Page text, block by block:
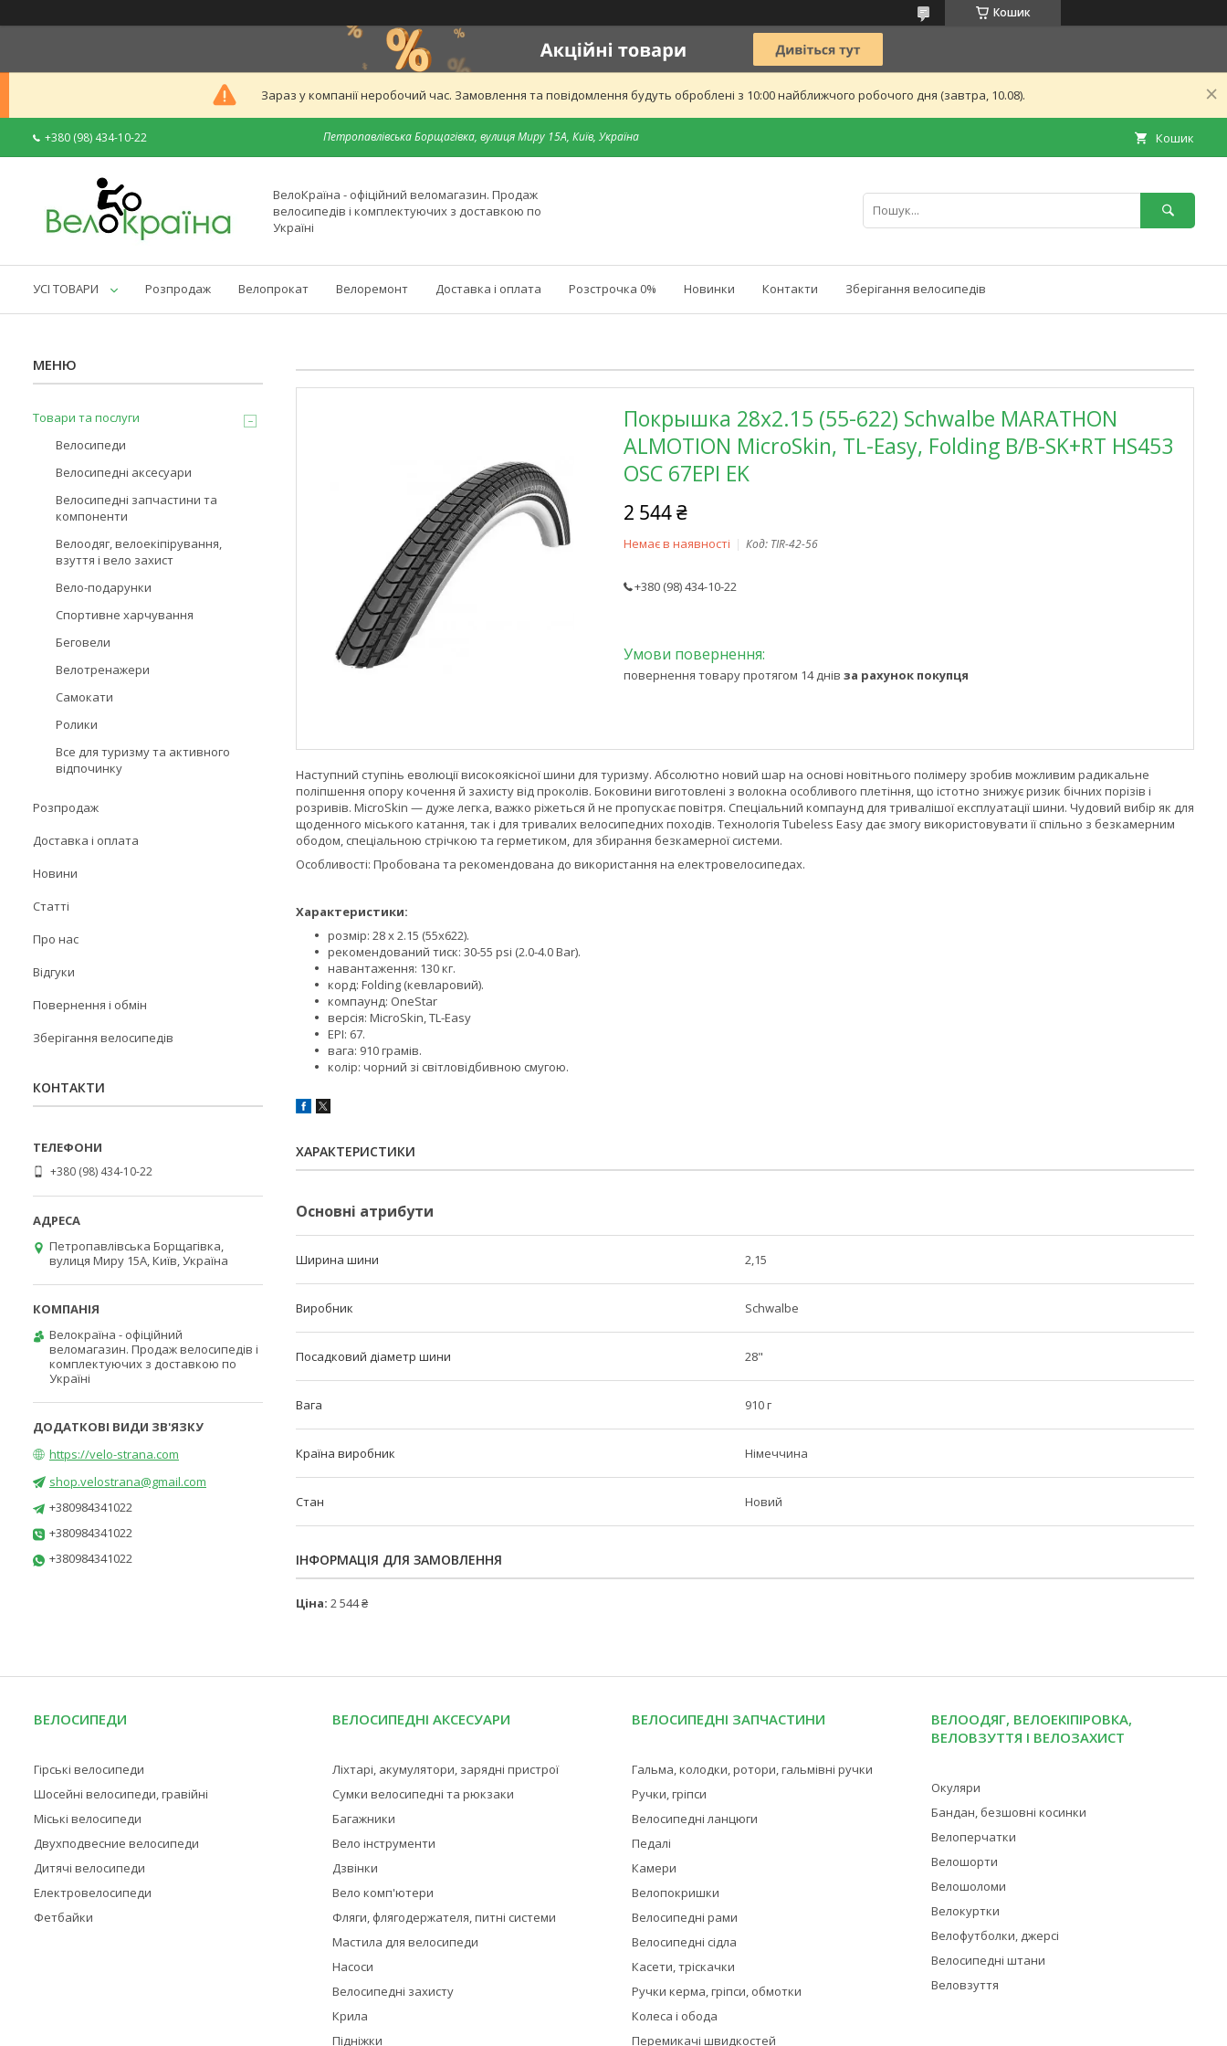
Кошик
Зараз у компанії неробочий час. Замовлення та повідомлення будуть оброблені з 10:00 найближчого робочого дня (завтра, 10.08).
+380 (98) 434-10-22 Петропавлівська Борщагівка, вулиця Миру 15А, Київ, Україна Кошик
ВелоКраїна - офіційний веломагазин. Продаж
велосипедів і комплектуючих з доставкою по
Україні
УСІ ТОВАРИ Розпродаж Велопрокат Велоремонт Доставка і оплата Розстрочка 0% Новинки Контакти Зберігання велосипедів
Покрышка 28x2.15 (55-622) Schwalbe MARATHON
ALMOTION MicroSkin, TL-Easy, Folding B/B-SK+RT HS453
OSC 67EPI EK
2 544 ₴
Немає в наявності Код: TIR-42-56
+380 (98) 434-10-22
повернення товару протягом 14 днів за рахунок покупця
Наступний ступінь еволюції високоякісної шини для туризму. Абсолютно новий шар на основі новітнього полімеру зробив можливим радикальне
поліпшення опору кочення й захисту від проколів. Боковини виготовлені з волокна особливого плетіння, що істотно знижує ризик бічних порізів і
розривів. MicroSkin — дуже легка, важко ріжеться й не пропускає повітря. Спеціальний компаунд для тривалішої експлуатації шини. Чудовий вибір як для
щоденного міського катання, так і для тривалих велосипедних походів. Технологія Tubeless Easy дає змогу використовувати її спільно з безкамерним
ободом, спеціальною стрічкою та герметиком, для збирання безкамерної системи.
Особливості: Пробована та рекомендована до використання на електровелосипедах.
Характеристики:
розмір: 28 x 2.15 (55x622).
рекомендований тиск: 30-55 psi (2.0-4.0 Bar).
навантаження: 130 кг.
корд: Folding (кевларовий).
компаунд: OneStar
версія: MicroSkin, TL-Easy
EPI: 67.
вага: 910 грамів.
колір: чорний зі світловідбивною смугою.
ХАРАКТЕРИСТИКИ
Основні атрибути
Ширина шини 2,15
Виробник Schwalbe
Посадковий діаметр шини 28"
Вага 910 г
Країна виробник Німеччина
Стан Новий
ІНФОРМАЦІЯ ДЛЯ ЗАМОВЛЕННЯ
Ціна: 2 544 ₴
Товари та послуги
Велосипеди
Велосипедні аксесуари
Велосипедні запчастини та
компоненти
Велоодяг, велоекіпірування,
взуття і вело захист
Вело-подарунки
Спортивне харчування
Беговели
Велотренажери
Самокати
Ролики
Все для туризму та активного
відпочинку
Розпродаж
Доставка і оплата
Новини
Статті
Про нас
Відгуки
Повернення і обмін
Зберігання велосипедів
КОНТАКТИ
+380 (98) 434-10-22
Петропавлівська Борщагівка,
вулиця Миру 15А, Київ, Україна
Велокраїна - офіційний
веломагазин. Продаж велосипедів і
комплектуючих з доставкою по
Україні
https://velo-strana.com
shop.velostrana@gmail.com
+380984341022
+380984341022
+380984341022
ВЕЛОСИПЕДИ
Гірські велосипеди
Шосейні велосипеди, гравійні
Міські велосипеди
Двухподвесние велосипеди
Дитячі велосипеди
Електровелосипеди
Фетбайки
ВЕЛОСИПЕДНІ АКСЕСУАРИ
Ліхтарі, акумулятори, зарядні пристрої
Сумки велосипедні та рюкзаки
Багажники
Вело інструменти
Дзвінки
Вело комп'ютери
Фляги, флягодержателя, питні системи
Мастила для велосипеди
Насоси
Велосипедні захисту
Крила
Підніжки
ВЕЛОСИПЕДНІ ЗАПЧАСТИНИ
Гальма, колодки, ротори, гальмівні ручки
Ручки, гріпси
Велосипедні ланцюги
Педалі
Камери
Велопокришки
Велосипедні рами
Велосипедні сідла
Касети, тріскачки
Ручки керма, гріпси, обмотки
Колеса і обода
Перемикачі швидкостей
ВЕЛООДЯГ, ВЕЛОЕКІПІРОВКА,
ВЕЛОВЗУТТЯ І ВЕЛОЗАХИСТ
Окуляри
Бандан, безшовні косинки
Велоперчатки
Велошорти
Велошоломи
Велокуртки
Велофутболки, джерсі
Велосипедні штани
Веловзуття